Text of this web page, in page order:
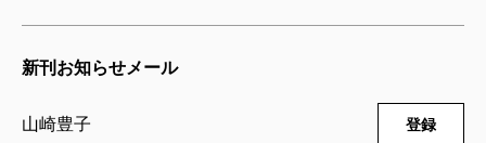
新刊お知らせメール
山崎豊子 登録